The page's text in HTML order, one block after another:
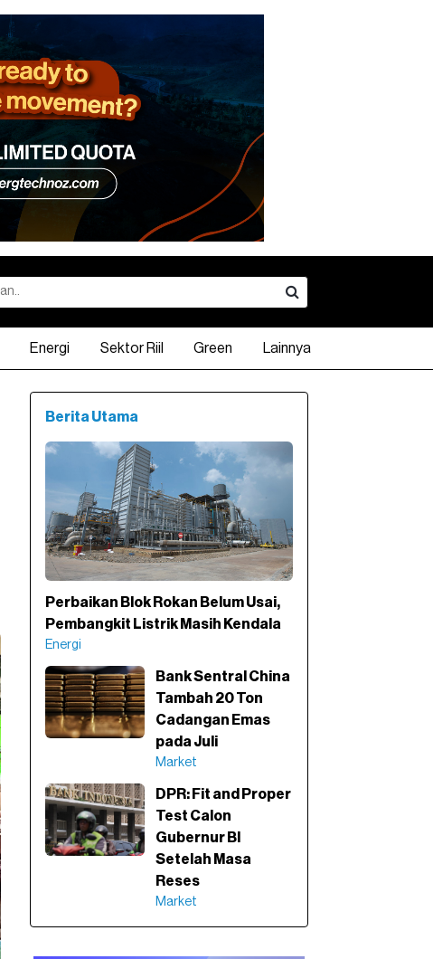
Energi Sektor Riil Green Lainnya
Berita Utama
Perbaikan Blok Rokan Belum Usai,
Pembangkit Listrik Masih Kendala
Energi
Bank Sentral China
Tambah 20 Ton
Cadangan Emas
pada Juli
Market
DPR: Fit and Proper
Test Calon
Gubernur BI
Setelah Masa
Reses
Market